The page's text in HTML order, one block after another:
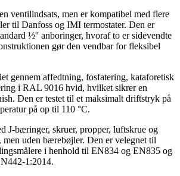
ventilindsats, men er kompatibel med flere
til Danfoss og IMI termostater. Den er
½'' anboringer, hvoraf to er sidevendte
gør den vendbar for fleksibel
gennem affedtning, fosfatering, kataforetisk
i RAL 9016 hvid, hvilket sikrer en
Den er testet til et maksimalt driftstryk på
på op til 110 °C.
J-bæringer, skruer, propper, luftskrue og
uden bærebøjler. Den er velegnet til
i henhold til EN834 og EN835 og
1:2014.